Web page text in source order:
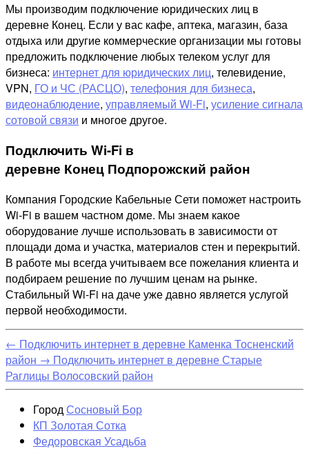
Мы производим подключение юридических лиц в
деревне Конец. Если у вас кафе, аптека, магазин, база
отдыха или другие коммерческие организации мы готовы
предложить подключение любых телеком услуг для
бизнеса: интернет для юридических лиц, телевидение,
VPN, ГО и ЧС (РАСЦО), телефония для бизнеса,
видеонаблюдение, управляемый Wi-Fi, усиление сигнала
сотовой связи и многое другое.
Подключить Wi-Fi в
деревне Конец Подпорожский район
Компания Городские Кабельные Сети поможет настроить
Wi-Fi в вашем частном доме. Мы знаем какое
оборудование лучше использовать в зависимости от
площади дома и участка, материалов стен и перекрытий.
В работе мы всегда учитываем все пожелания клиента и
подбираем решение по лучшим ценам на рынке.
Стабильный Wi-Fi на даче уже давно является услугой
первой необходимости.
← Подключить интернет в деревне Каменка Тосненский
район → Подключить интернет в деревне Старые
Раглицы Волосовский район
ГородСосновый Бор
КП Золотая Сотка
Федоровская Усадьба